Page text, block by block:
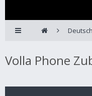
Deutsch
Volla Phone